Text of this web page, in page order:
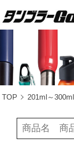
TOP 201ml～300ml